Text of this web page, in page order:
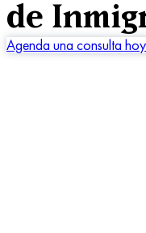
de
Agenda una consulta